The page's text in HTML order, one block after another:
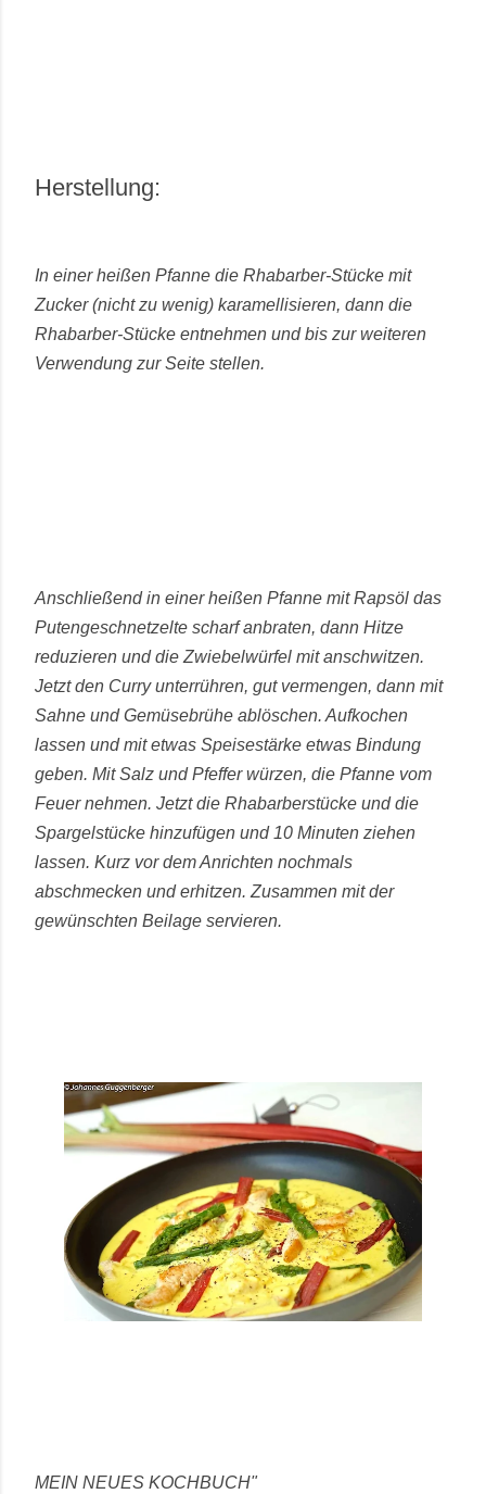
Herstellung:
In einer heißen Pfanne die Rhabarber-Stücke mit
Zucker (nicht zu wenig) karamellisieren, dann die
Rhabarber-Stücke entnehmen und bis zur weiteren
Verwendung zur Seite stellen.
Anschließend in einer heißen Pfanne mit Rapsöl das
Putengeschnetzelte scharf anbraten, dann Hitze
reduzieren und die Zwiebelwürfel mit anschwitzen.
Jetzt den Curry unterrühren, gut vermengen, dann mit
Sahne und Gemüsebrühe ablöschen. Aufkochen
lassen und mit etwas Speisestärke etwas Bindung
geben. Mit Salz und Pfeffer würzen, die Pfanne vom
Feuer nehmen. Jetzt die Rhabarberstücke und die
Spargelstücke hinzufügen und 10 Minuten ziehen
lassen. Kurz vor dem Anrichten nochmals
abschmecken und erhitzen. Zusammen mit der
gewünschten Beilage servieren.
MEIN NEUES KOCHBUCH"